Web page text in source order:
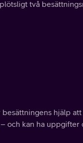
två
hjälp
och kan ha uppgifter